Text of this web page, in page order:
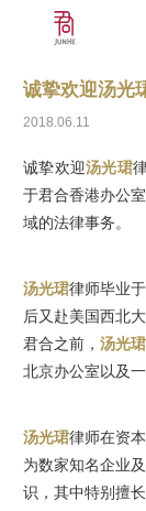
诚挚欢迎汤光
2018.06.11
诚挚欢迎汤光珺
于君合香港办公
域的法律事务。
汤光珺律师毕业
后又赴美国西北
君合之前， 汤光珺
北京办公室以及
汤光珺律师在资
为数家知名企业
识，其中特别擅